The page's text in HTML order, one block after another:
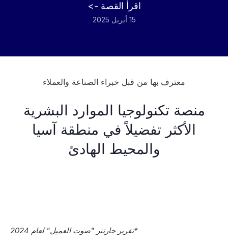
اقرأ القصة ->
15 أبريل 2025
معترف بها من قبل خبراء الصناعة والعملاء
منصة تكنولوجيا الموارد البشرية
الأكثر تفضيلاً في منطقة آسيا
والمحيط الهادئ
*تقرير جارتنر "صوت العميل" لعام 2024